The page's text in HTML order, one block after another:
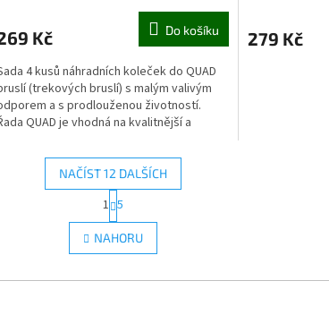
Kč Do košíku
4 kusů náhradních koleček do QUAD
(trekových bruslí) s malým valivým
a s prodlouženou životností.
QUAD je vhodná na kvalitnější a
279 Kč
O
v
l
d
NAČÍST 12 DALŠÍCH
S
t
r
á
n
1 5
NAHORU